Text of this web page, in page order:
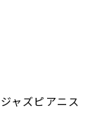
ャズピアニス